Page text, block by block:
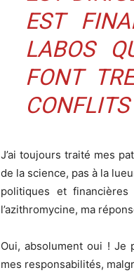
EST
LABOS
FONT
CONFLITS
J’ai toujours traité mes
de la science, pas à la
politiques et
l’azithromycine, ma
Oui, absolument oui ! Je
mes responsabilités,